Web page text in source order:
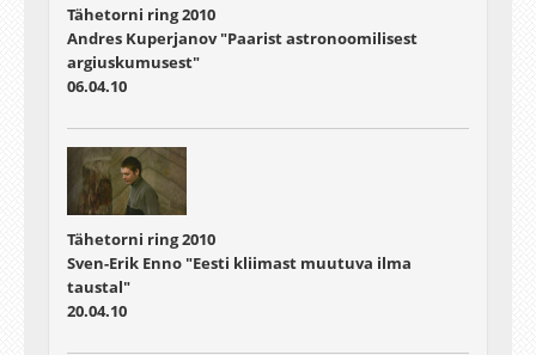
Tähetorni ring 2010
Andres Kuperjanov "Paarist astronoomilisest
argiuskumusest"
06.04.10
Tähetorni ring 2010
Sven-Erik Enno "Eesti kliimast muutuva ilma
taustal"
20.04.10